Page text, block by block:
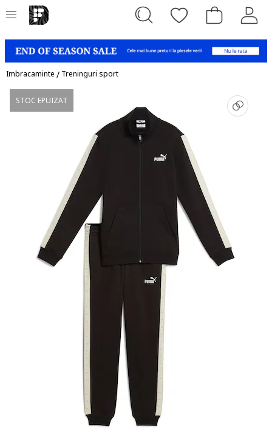
Imbracaminte / Treninguri sport
STOC EPUIZAT